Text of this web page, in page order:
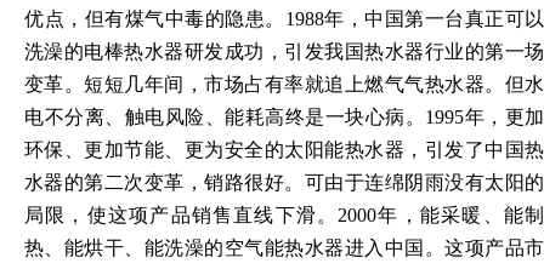
优点，但有煤气中毒的隐患。1988年，中国第一台真正可以
洗澡的电棒热水器研发成功，引发我国热水器行业的第一场
变革。短短几年间，市场占有率就追上燃气气热水器。但水
电不分离、触电风险、能耗高终是一块心病。1995年，更加
环保、更加节能、更为安全的太阳能热水器，引发了中国热
水器的第二次变革，销路很好。可由于连绵阴雨没有太阳的
局限，使这项产品销售直线下滑。2000年，能采暖、能制
热、能烘干、能洗澡的空气能热水器进入中国。这项产品市